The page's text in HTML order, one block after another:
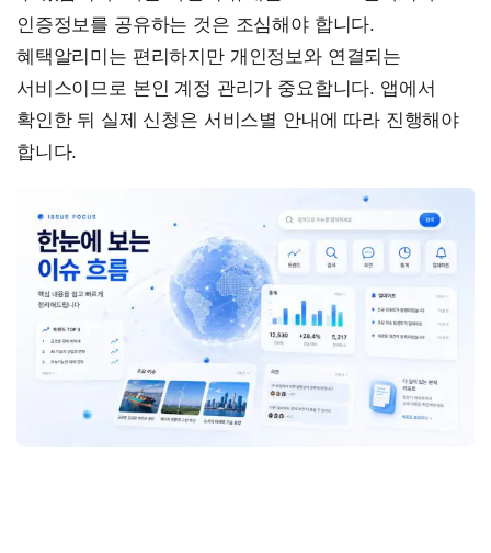
인증정보를 공유하는 것은 조심해야 합니다.
혜택알리미는 편리하지만 개인정보와 연결되는
서비스이므로 본인 계정 관리가 중요합니다. 앱에서
확인한 뒤 실제 신청은 서비스별 안내에 따라 진행해야
합니다.